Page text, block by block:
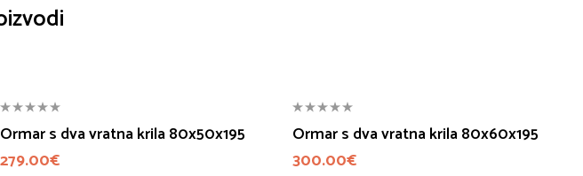
Ormar s dva vratna krila 80x50x195
279.00€
Ormar s dva vratna krila 80x60x195
300.00€